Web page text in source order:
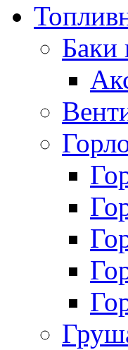
Баки